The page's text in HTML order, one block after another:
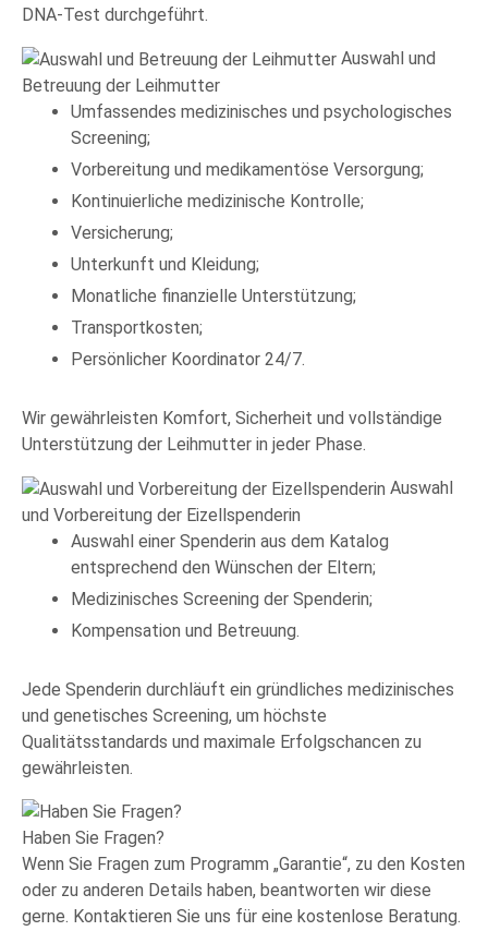
DNA-Test durchgeführt.
Auswahl und
Betreuung der Leihmutter
Umfassendes medizinisches und psychologisches
Screening;
Vorbereitung und medikamentöse Versorgung;
Kontinuierliche medizinische Kontrolle;
Versicherung;
Unterkunft und Kleidung;
Monatliche finanzielle Unterstützung;
Transportkosten;
Persönlicher Koordinator 24/7.
Wir gewährleisten Komfort, Sicherheit und vollständige
Unterstützung der Leihmutter in jeder Phase.
Auswahl
und Vorbereitung der Eizellspenderin
Auswahl einer Spenderin aus dem Katalog
entsprechend den Wünschen der Eltern;
Medizinisches Screening der Spenderin;
Kompensation und Betreuung.
Jede Spenderin durchläuft ein gründliches medizinisches
und genetisches Screening, um höchste
Qualitätsstandards und maximale Erfolgschancen zu
gewährleisten.
Haben Sie Fragen?
Wenn Sie Fragen zum Programm „Garantie“, zu den Kosten
oder zu anderen Details haben, beantworten wir diese
gerne. Kontaktieren Sie uns für eine kostenlose Beratung.